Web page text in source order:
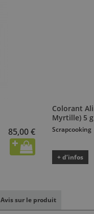
85,00 €
Colorant
Myrtille) 5 g
Scrapcooking
+ d’infos
Avis sur le produit